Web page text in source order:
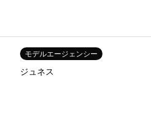
モデルエージェンシー
ジュネス